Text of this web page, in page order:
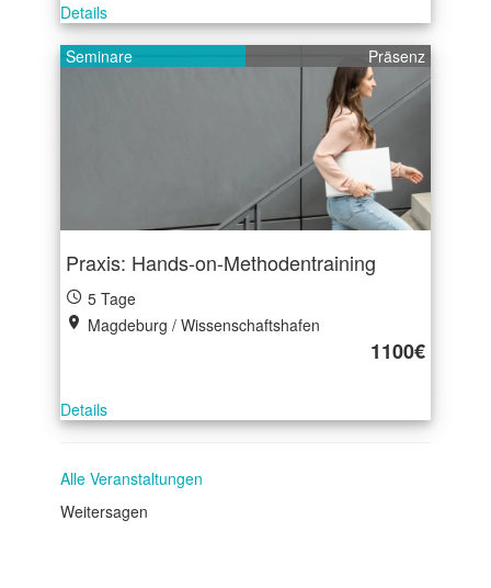
Details
Seminare
Präsenz
Praxis: Hands-on-Methodentraining
5 Tage
Magdeburg / Wissenschaftshafen
1100€
Details
Alle Veranstaltungen
Weitersagen